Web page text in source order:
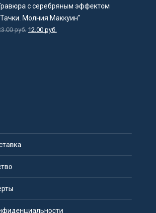
с серебряным эффектом
Молния Маккуин"
руб. 12.00руб.